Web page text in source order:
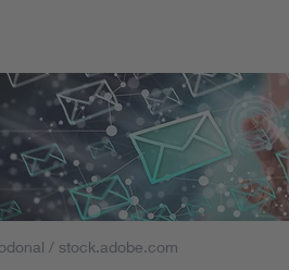
/ stock.adobe.com